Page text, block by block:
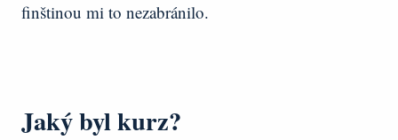
finštinou mi to nezabránilo.
Jaký byl kurz?